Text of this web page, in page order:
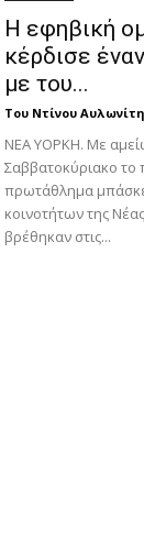
Η εφηβική
κέρδισε
με του...
Του Ντίνου Αυλωνίτη
ΝΕΑ ΥΟΡΚΗ. Με
Σαββατοκύριακο το
πρωτάθλημα
κοινοτήτων της
βρέθηκαν στις...